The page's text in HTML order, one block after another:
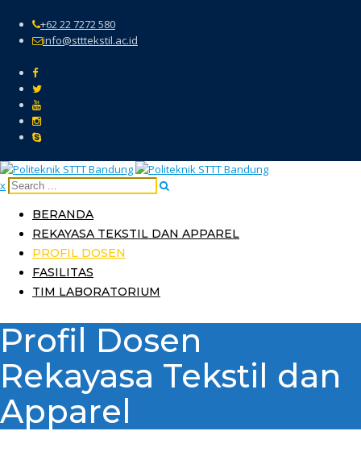
content
+62 22 7272 580
info@stttekstil.ac.id
x
BERANDA
REKAYASA TEKSTIL DAN APPAREL
PROFIL DOSEN
FASILITAS
TIM LABORATORIUM
Profil Dosen
Rekayasa Tekstil dan
Apparel